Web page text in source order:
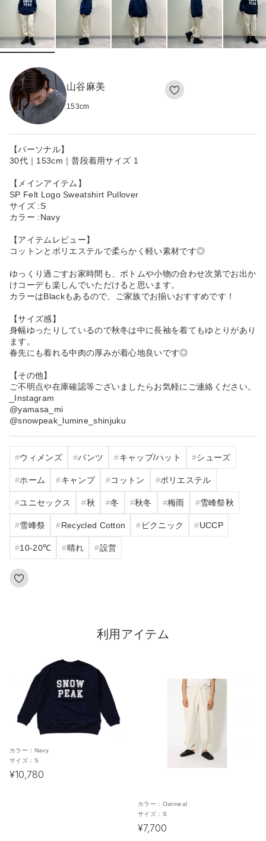
山谷麻美
153cm
【パーソナル】
30代｜153cm｜普段着用サイズ 1
【メインアイテム】
SP Felt Logo Sweatshirt Pullover
サイズ :S
カラー :Navy
【アイテムレビュー】
コットンとポリエステルで柔らかく軽い素材です◎
ゆっくり過ごすお家時間も、ボトムや小物の合わせ次第でお出か
けコーデも楽しんでいただけると思います。
カラーはBlackもあるので、ご家族でお揃いおすすめです！
【サイズ感】
身幅ゆったりしているので秋冬は中に長袖を着てもゆとりがあり
ます。
春先にも着れる中肉の厚みが着心地良いです◎
【その他】
ご不明点や在庫確認等ございましたらお気軽にご連絡ください。
_Instagram
@yamasa_mi
@snowpeak_lumine_shinjuku
ウィメンズ パンツ キャップ/ハット シューズ
ホーム キャンプ コットン ポリエステル
ユニセックス 秋 冬 秋冬 梅雨 雪峰祭秋
雪峰祭 Recycled Cotton ピクニック UCCP
10‐20℃ 晴れ 設営
利用アイテム
カラー： Navy
サイズ： S
¥10,780
カラー： Oatmeal
サイズ： S
¥7,700